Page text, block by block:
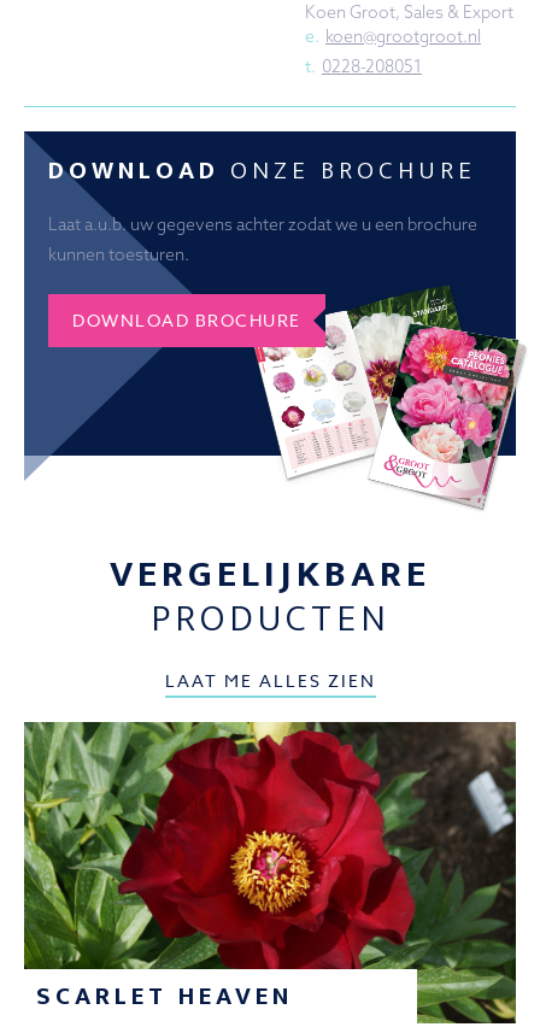
Koen Groot, Sales & Export
e. koen@grootgroot.nl
t. 0228-208051
DOWNLOAD ONZE BROCHURE
Laat a.u.b. uw gegevens achter zodat we u een brochure
kunnen toesturen.
DOWNLOAD BROCHURE
VERGELIJKBARE
PRODUCTEN
LAAT ME ALLES ZIEN
SCARLET HEAVEN